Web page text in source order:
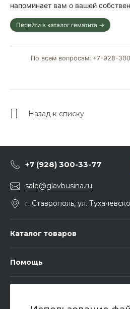
напоминает вам о вашей
Перейти в каталог гематита →
По всем вопросам: +7-928-
Назад к списку
+7 (928) 300-33-77
sale@glavbusina.ru
г. Ставрополь, ул.
Каталог товаров
Помощь